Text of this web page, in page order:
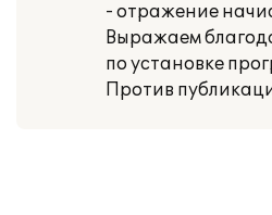
- отражение
Выражаем
по установке
Против